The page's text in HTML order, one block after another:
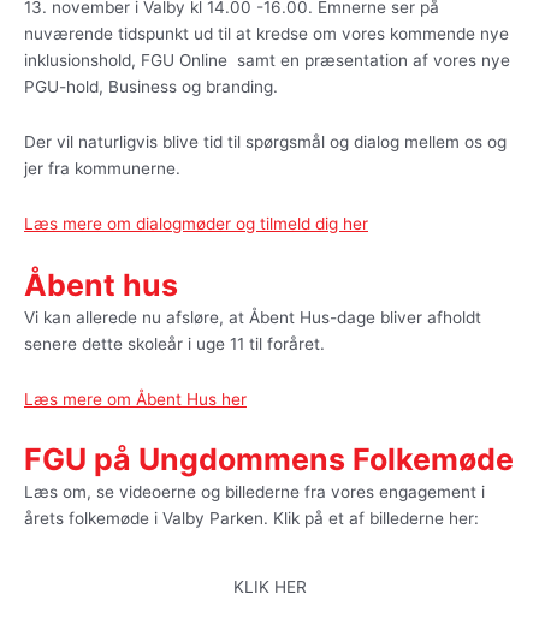
13. november i Valby kl 14.00 -16.00. Emnerne ser på
nuværende tidspunkt ud til at kredse om vores kommende nye
inklusionshold, FGU Online samt en præsentation af vores nye
PGU-hold, Business og branding.
Der vil naturligvis blive tid til spørgsmål og dialog mellem os og
jer fra kommunerne.
Læs mere om dialogmøder og tilmeld dig her
Åbent hus
Vi kan allerede nu afsløre, at Åbent Hus-dage bliver afholdt
senere dette skoleår i uge 11 til foråret.
Læs mere om Åbent Hus her
FGU på Ungdommens Folkemøde
Læs om, se videoerne og billederne fra vores engagement i
årets folkemøde i Valby Parken. Klik på et af billederne her:
KLIK HER